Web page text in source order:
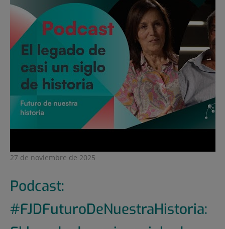
27 de noviembre de 2025
Podcast:
#FJDFuturoDeNuestraHistoria: